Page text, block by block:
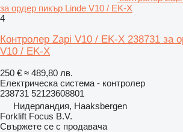
за ордер пикър Linde V10 / EK-X
4
Контролер Zapi V10 / EK-X 238731 за
V10 / EK-X
250 € ≈ 489,80 лв.
Електрическа система - контролер
238731 52123608801
Нидерландия, Haaksbergen
Forklift Focus B.V.
Свържете се с продавача